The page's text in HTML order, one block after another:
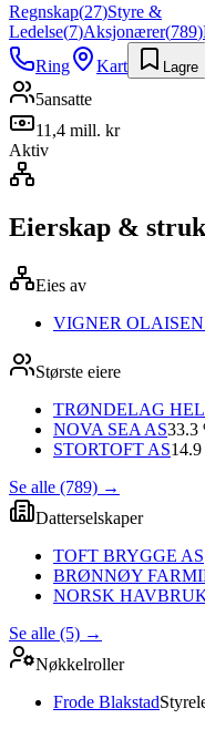
Regnskap(27)Styre &
Ledelse(7)Aksjonærer(789)
Ring
Kart Lagre
5ansatte
11,4 mill. kr
Aktiv
Eierskap &
Eies av
VIGNER OLAISEN
Største eiere
TRØNDELAG
NOVA SEA AS33.3
STORTOFT AS
Se alle (789) →
Datterselskaper
TOFT BRYGGE AS
BRØNNØY
NORSK
Se alle (5) →
Nøkkelroller
Frode Blakstad